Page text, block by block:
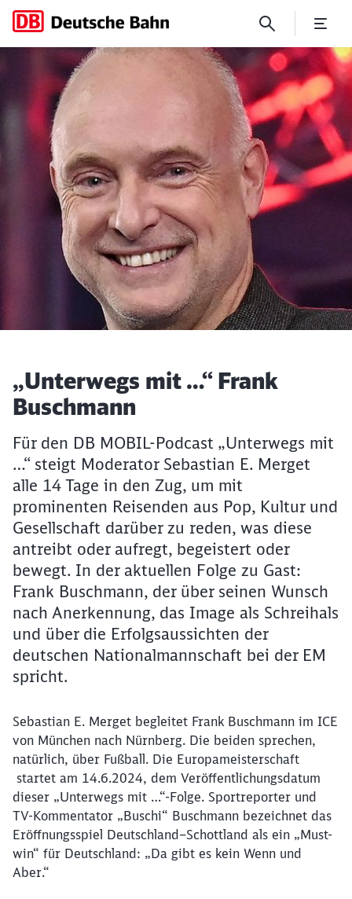
„Unterwegs mit …“ Frank
Artikel:
„Unterwegs mit …“ Frank
Buschmann
Für den DB MOBIL-Podcast „Unterwegs mit
…“ steigt Moderator Sebastian E. Merget
alle 14 Tage in den Zug, um mit
prominenten Reisenden aus Pop, Kultur und
Gesellschaft darüber zu reden, was diese
antreibt oder aufregt, begeistert oder
bewegt. In der aktuellen Folge zu Gast:
Frank Buschmann, der über seinen Wunsch
nach Anerkennung, das Image als Schreihals
und über die Erfolgsaussichten der
deutschen Nationalmannschaft bei der EM
spricht.
Sebastian E. Merget begleitet Frank Buschmann im ICE
von München nach Nürnberg. Die beiden sprechen,
natürlich, über Fußball. Die Europameisterschaft
startet am 14.6.2024, dem Veröffentlichungsdatum
dieser „Unterwegs mit …“-Folge. Sportreporter und
TV-Kommentator „Buschi“ Buschmann bezeichnet das
Eröffnungsspiel Deutschland–Schottland als ein „Must-
win“ für Deutschland: „Da gibt es kein Wenn und
Aber.“